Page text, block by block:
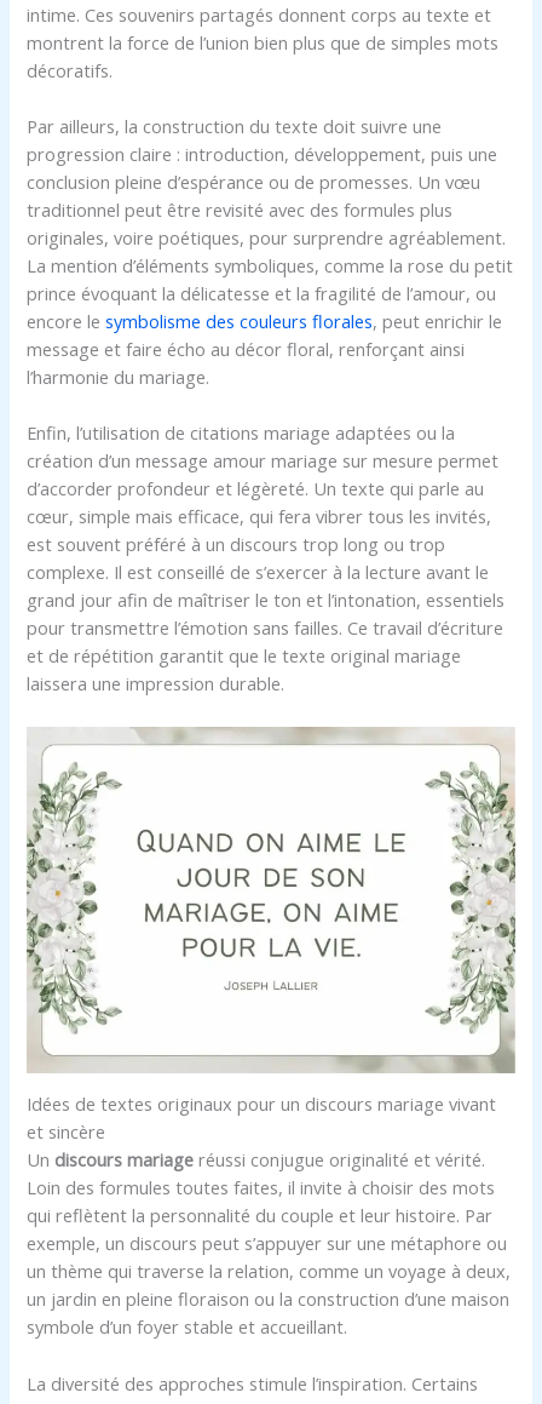
intime. Ces souvenirs partagés donnent corps au texte et
montrent la force de l’union bien plus que de simples mots
décoratifs.
Par ailleurs, la construction du texte doit suivre une
progression claire : introduction, développement, puis une
conclusion pleine d’espérance ou de promesses. Un vœu
traditionnel peut être revisité avec des formules plus
originales, voire poétiques, pour surprendre agréablement.
La mention d’éléments symboliques, comme la rose du petit
prince évoquant la délicatesse et la fragilité de l’amour, ou
encore lesymbolisme des couleurs florales, peut enrichir le
message et faire écho au décor floral, renforçant ainsi
l’harmonie du mariage.
Enfin, l’utilisation de citations mariage adaptées ou la
création d’un message amour mariage sur mesure permet
d’accorder profondeur et légèreté. Un texte qui parle au
cœur, simple mais efficace, qui fera vibrer tous les invités,
est souvent préféré à un discours trop long ou trop
complexe. Il est conseillé de s’exercer à la lecture avant le
grand jour afin de maîtriser le ton et l’intonation, essentiels
pour transmettre l’émotion sans failles. Ce travail d’écriture
et de répétition garantit que le texte original mariage
laissera une impression durable.
Idées de textes originaux pour un discours mariage vivant
et sincère
Un discours mariage réussi conjugue originalité et vérité.
Loin des formules toutes faites, il invite à choisir des mots
qui reflètent la personnalité du couple et leur histoire. Par
exemple, un discours peut s’appuyer sur une métaphore ou
un thème qui traverse la relation, comme un voyage à deux,
un jardin en pleine floraison ou la construction d’une maison
symbole d’un foyer stable et accueillant.
La diversité des approches stimule l’inspiration. Certains